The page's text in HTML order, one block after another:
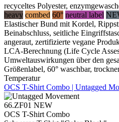
recyceltes Polyester,
heavy combed 60° neutral label
Elastischer Bund mit Kordel,
Beinabschluss, seitliche
angeraut, zertifizierte vegane
LCA-Berechnung (Life Cycle
Umweltauswirkungen über den
Größenlabel, 60° waschbar,
Temperatur
OCS T-Shirt Combo | Untagged
66.ZF01 NEW
OCS T-Shirt Combo